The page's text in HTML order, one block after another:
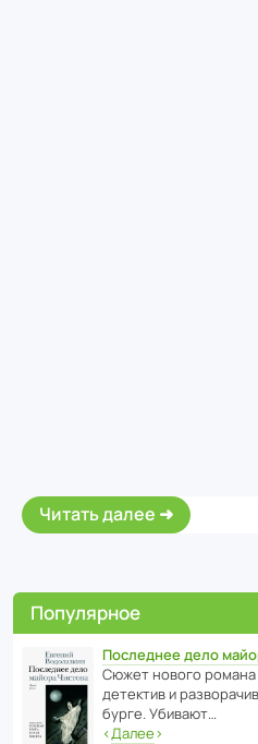
Читать далее
Популярное
Последнее дело
Сюжет нового романа
дете­ктив и
бурге. Убивают…
‹Далее›